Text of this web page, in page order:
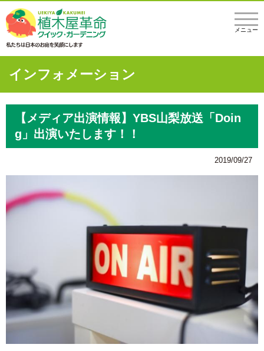
メニュー
インフォメーション
【メディア出演情報】YBS山梨放送「Doin
g」出演いたします！！
2019/09/27